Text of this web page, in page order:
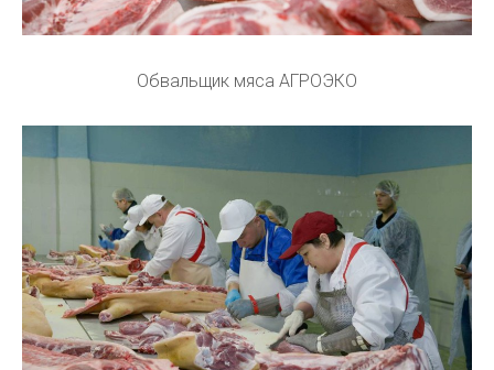
Обвальщик мяса АГРОЭКО